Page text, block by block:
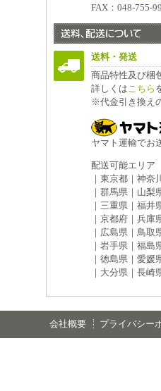
FAX：048-755-
送料・発送
商品特性及び梱
詳しくはこちら
※代金引き換え
ヤマト運輸でお
配送可能エリア
｜東京都｜神
｜群馬県｜山
｜三重県｜福
｜京都府｜兵
｜広島県｜鳥
｜岩手県｜福
｜徳島県｜愛
｜大分県｜長崎
会社概要 プライバシー